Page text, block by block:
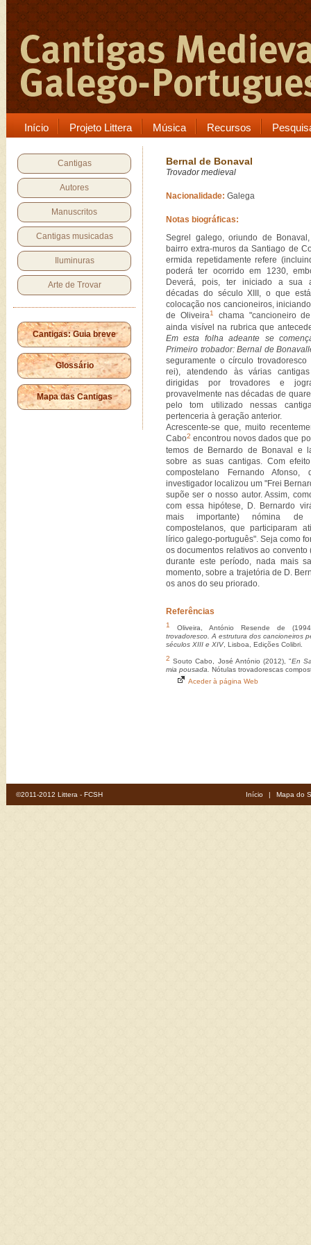
Início Projeto Littera Música Recursos
Cantigas
Autores
Manuscritos
Cantigas musicadas
Iluminuras
Arte de Trovar
Cantigas: Guia breve
Glossário
Mapa das Cantigas
Bernal de Bonaval
Trovador medieval
Nacionalidade: Galega
Notas biográficas:
Segrel galego, oriundo de
bairro extra-muros da Santiago de
ermida repetidamente refere
poderá ter ocorrido em 1230,
Deverá, pois, ter iniciado a sua
décadas do século XIII, o que
colocação nos cancioneiros,
de Oliveira1
chama "cancioneiro
ainda visível na rubrica que
Em esta folha adeante se
Primeiro trobador: Bernal de
seguramente o círculo
rei), atendendo às várias
dirigidas por trovadores e
provavelmente nas décadas de
pelo tom utilizado nessas
pertenceria à geração anterior.
Acrescente-se que, muito
Cabo2 encontrou novos dados que
temos de Bernardo de Bonaval e
sobre as suas cantigas. Com
compostelano Fernando
investigador localizou um "Frei
supõe ser o nosso autor. Assim,
com essa hipótese, D. Bernardo
mais importante) nómina de
compostelanos, que participaram
lírico galego-português". Seja como
os documentos relativos ao
durante este período, nada mais
momento, sobre a trajetória de D.
os anos do seu priorado.
Referências
1
Oliveira, António Resende de
trovadoresco. A estrutura dos cancioneiros
séculos XIII e XIV, Lisboa, Edições Colibri.
2 Souto Cabo, José António (2012), "En
mia pousada.
Nótulas trovadorescas
Aceder à página Web
©2011-2012 Littera - FCSH Início | Mapa do